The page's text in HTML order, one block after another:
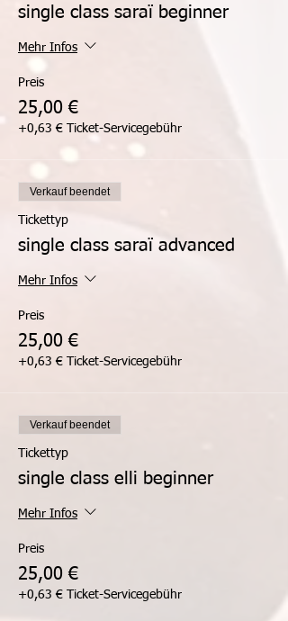
single class saraï beginner
Mehr Infos
Preis
25,00 €
+0,63 € Ticket-Servicegebühr
Verkauf beendet
Tickettyp
single class saraï advanced
Mehr Infos
Preis
25,00 €
+0,63 € Ticket-Servicegebühr
Verkauf beendet
Tickettyp
single class elli beginner
Mehr Infos
Preis
25,00 €
+0,63 € Ticket-Servicegebühr